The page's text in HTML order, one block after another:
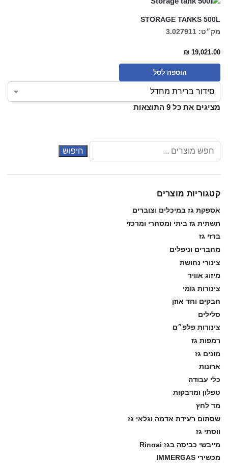
STORAGE TANKS 500L
מק״ט: 3.027911
₪ 19,021.00
הוספה לסל
מציגים את כל ⁦9⁩ התוצאות
קטגוריות מוצרים
אספקת גז במיכלים וצוברים
תשתית גז ביתי ומסחרי ומרכזי
ברזי גז
מחברים וניפלים
צינורי נחושת
מיזוג אוויר
צינורות גומי
חבקים וחד אוזן
סלילים
צינורות פלפ״ם
רמפות גז
מונים גז
ארונות
כלי עבודה
טפלון ומדבקות
מד לחץ
שסתום רעידת אדמה וגלאי גז
ווסתי גז
מייבשי כביסה בגז Rinnai
מכשירי IMMERGAS